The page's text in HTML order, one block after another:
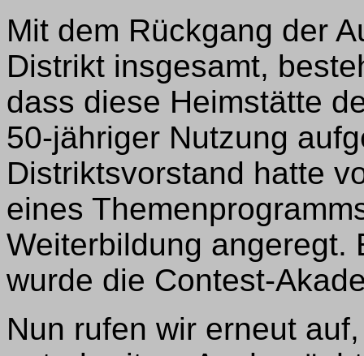
Mit dem Rückgang der
Distrikt insgesamt,
dass diese Heimstätte
50-jähriger Nutzung
Distriktsvorstand hatte
eines
Weiterbildung angeregt.
wurde die Contest-
Nun rufen wir erneut